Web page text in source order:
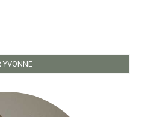
YVONNE